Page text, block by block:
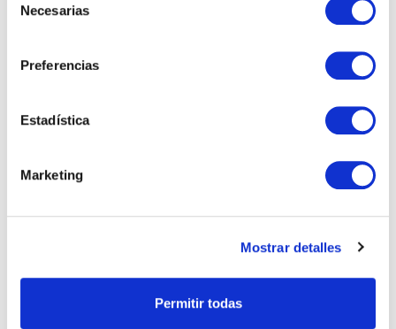
Necesarias
Preferencias
Estadística
Marketing
Mostrar detalles
Permitir todas
automatización al servicio de una industria
más competitiva